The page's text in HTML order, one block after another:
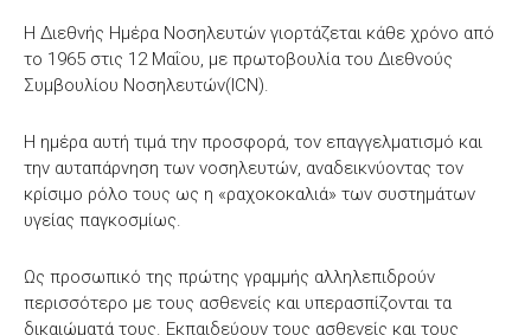
Η Διεθνής Ημέρα Νοσηλευτών γιορτάζεται κάθε χρόνο από
το 1965 στις 12 Μαΐου, με πρωτοβουλία του Διεθνούς
Συμβουλίου Νοσηλευτών(ICN).
Η ημέρα αυτή τιμά την προσφορά, τον επαγγελματισμό και
την αυταπάρνηση των νοσηλευτών, αναδεικνύοντας τον
κρίσιμο ρόλο τους ως η «ραχοκοκαλιά» των συστημάτων
υγείας παγκοσμίως.
Ως προσωπικό της πρώτης γραμμής αλληλεπιδρούν
περισσότερο με τους ασθενείς και υπερασπίζονται τα
δικαιώματά τους. Εκπαιδεύουν τους ασθενείς και τους